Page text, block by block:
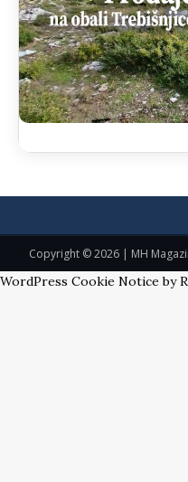
Copyright © 2026 | MH
WordPress Cookie Notice by